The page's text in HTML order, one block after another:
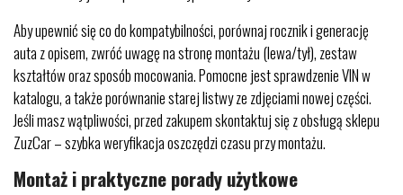
Aby upewnić się co do kompatybilności, porównaj rocznik i generację
auta z opisem, zwróć uwagę na stronę montażu (lewa/tył), zestaw
kształtów oraz sposób mocowania. Pomocne jest sprawdzenie VIN w
katalogu, a także porównanie starej listwy ze zdjęciami nowej części.
Jeśli masz wątpliwości, przed zakupem skontaktuj się z obsługą sklepu
ZuzCar – szybka weryfikacja oszczędzi czasu przy montażu.
Montaż i praktyczne porady użytkowe